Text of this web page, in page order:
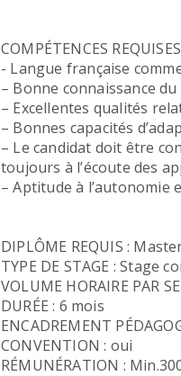
COMPÉTENCES
- Langue française
– Bonne connaissance du
– Excellentes qualités
– Bonnes capacités
– Le candidat doit être
toujours à l’écoute des
– Aptitude à l’autonomie
DIPLÔME REQUIS :
TYPE DE STAGE : Stage
VOLUME HORAIRE PAR
DURÉE : 6 mois
ENCADREMENT
CONVENTION : oui
RÉMUNÉRATION :